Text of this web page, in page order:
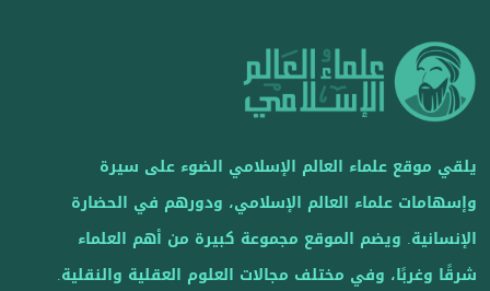
يلقي موقع علماء العالم الإسلامي الضوء على سيرة
وإسهامات علماء العالم الإسلامي، ودورهم في الحضارة
الإنسانية. ويضم الموقع مجموعة كبيرة من أهم العلماء
شرقًا وغربًا، وفي مختلف مجالات العلوم العقلية والنقلية.